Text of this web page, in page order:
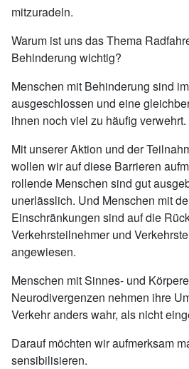
mitzuradeln.
Warum ist uns das Thema
Behinderung wichtig?
Menschen mit Behinderung sind
ausgeschlossen und eine
ihnen noch viel zu häufig verwehrt.
Mit unserer Aktion und der
wollen wir auf diese Barrieren
rollende Menschen sind gut
unerlässlich. Und Menschen mit
Einschränkungen sind auf die
Verkehrsteilnehmer und
angewiesen.
Menschen mit Sinnes- und
Neurodivergenzen nehmen ihre
Verkehr anders wahr, als nicht
Darauf möchten wir aufmerksam
sensibilisieren.